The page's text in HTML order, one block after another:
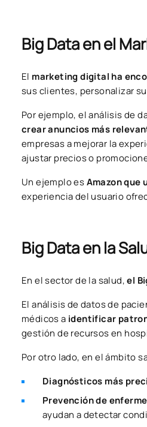
Big Data en el
El marketing digital ha
sus clientes, personalizar
Por ejemplo, el análisis de
crear anuncios más
empresas a mejorar la
ajustar precios o
Un ejemplo esAmazon que
experiencia del usuario
Big Data en la
En el sector de la salud,el
El análisis de datos de
médicos a identificar
gestión de recursos en
Por otro lado, en el ámbito
Diagnósticos más
Prevención de
ayudan a detectar